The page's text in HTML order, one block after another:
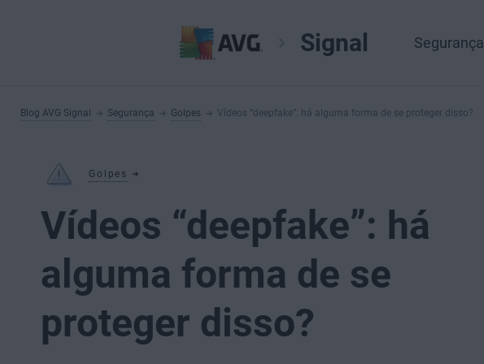
Signal Segurança
Blog AVG Signal Segurança Golpes Vídeos “deepfake”: há alguma forma de se proteger disso?
Golpes
Vídeos “deepfake”: há
alguma forma de se
proteger disso?